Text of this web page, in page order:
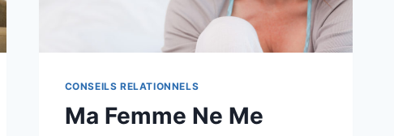
CONSEILS RELATIONNELS
Ma Femme Ne Me